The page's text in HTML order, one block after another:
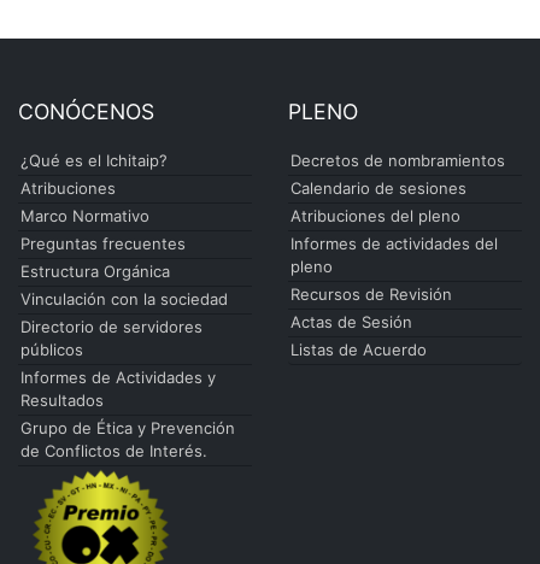
CONÓCENOS
¿Qué es el Ichitaip?
Atribuciones
Marco Normativo
Preguntas frecuentes
Estructura Orgánica
Vinculación con la sociedad
Directorio de servidores
públicos
Informes de Actividades y
Resultados
Grupo de Ética y Prevención
de Conflictos de Interés.
PLENO
Decretos de nombramientos
Calendario de sesiones
Atribuciones del pleno
Informes de actividades del
pleno
Recursos de Revisión
Actas de Sesión
Listas de Acuerdo